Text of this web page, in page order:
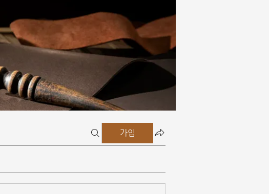
가입